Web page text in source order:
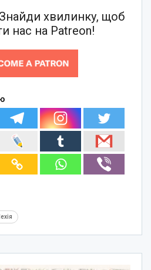
хвилинку, щоб
нас на Patreon!